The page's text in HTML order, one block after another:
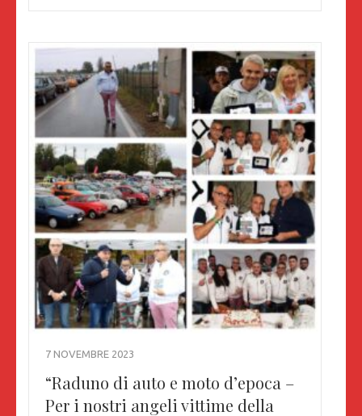
7 NOVEMBRE 2023
“Raduno di auto e moto d’epoca –
Per i nostri angeli vittime della